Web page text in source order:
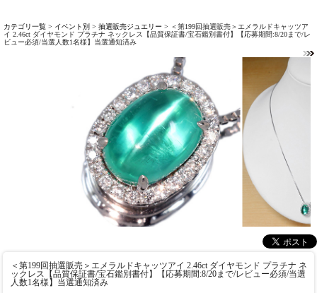
カテゴリ一覧 > イベント別 > 抽選販売ジュエリー > ＜第199回抽選販売＞エメラルドキャッツア
イ 2.46ct ダイヤモンド プラチナ ネックレス【品質保証書/宝石鑑別書付】【応募期間:8/20まで/レ
ビュー必須/当選人数1名様】当選通知済み
＜第199回抽選販売＞エメラルドキャッツアイ 2.46ct ダイヤモンド プラチナ ネ
ックレス【品質保証書/宝石鑑別書付】【応募期間:8/20まで/レビュー必須/当選
人数1名様】当選通知済み